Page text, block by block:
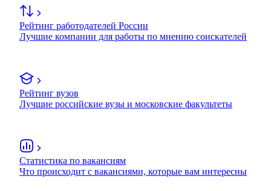
Рейтинг работодателей России
Лучшие компании для работы по мнению соискателей
Рейтинг вузов
Лучшие российские вузы и московские факультеты
Статистика по вакансиям
Что происходит с вакансиями, которые вам интересны